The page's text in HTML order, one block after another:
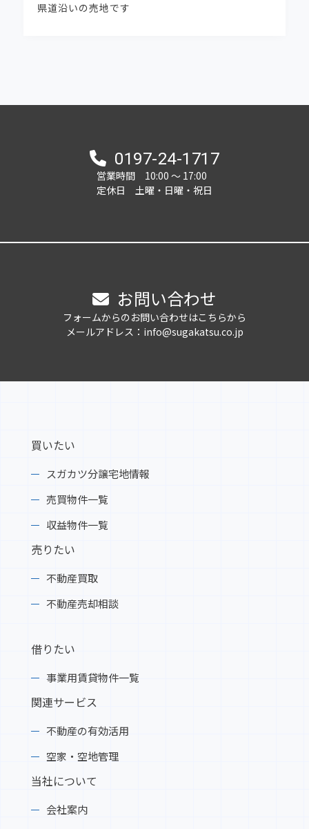
2025-08-26
★区画7価格改定しました★ 真城字北塩加羅宅
2025-07-28
奥州市前沢竹沢 区画3 ご予約いただきました
★NEW分譲地★奥州市江刺大通りグランドステ
2025-05-29
岩手日報ONLINEにも掲載されました。こちらを
クリック！
2025-05-20
不動産売却・買取専門サイト イクラ不動産に
検索！
2025-05-19
山目十二神分譲地 西街区 お陰様で完売いたし
ました
2025-05-12
ます！令和7年5月25日（日）14：00～15：00
ださい
2025-04-22
築条件なしの一般販売開始しました！
県道沿いの売地です
0197-24-1717
営業時間 10:00 ～ 17:00
定休日 土曜・日曜・祝日
お問い合わせ
フォームからのお問い合わせはこちらから
メールアドレス：info@sugakatsu.co.jp
買いたい
スガカツ分譲宅地情報
売買物件一覧
収益物件一覧
売りたい
不動産買取
不動産売却相談
借りたい
事業用賃貸物件一覧
関連サービス
不動産の有効活用
空家・空地管理
当社について
会社案内